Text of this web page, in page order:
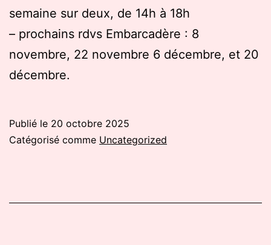
semaine sur deux, de 14h à 18h
– prochains rdvs Embarcadère : 8
novembre, 22 novembre 6 décembre, et 20
décembre.
Publié le 20 octobre 2025
Catégorisé comme Uncategorized